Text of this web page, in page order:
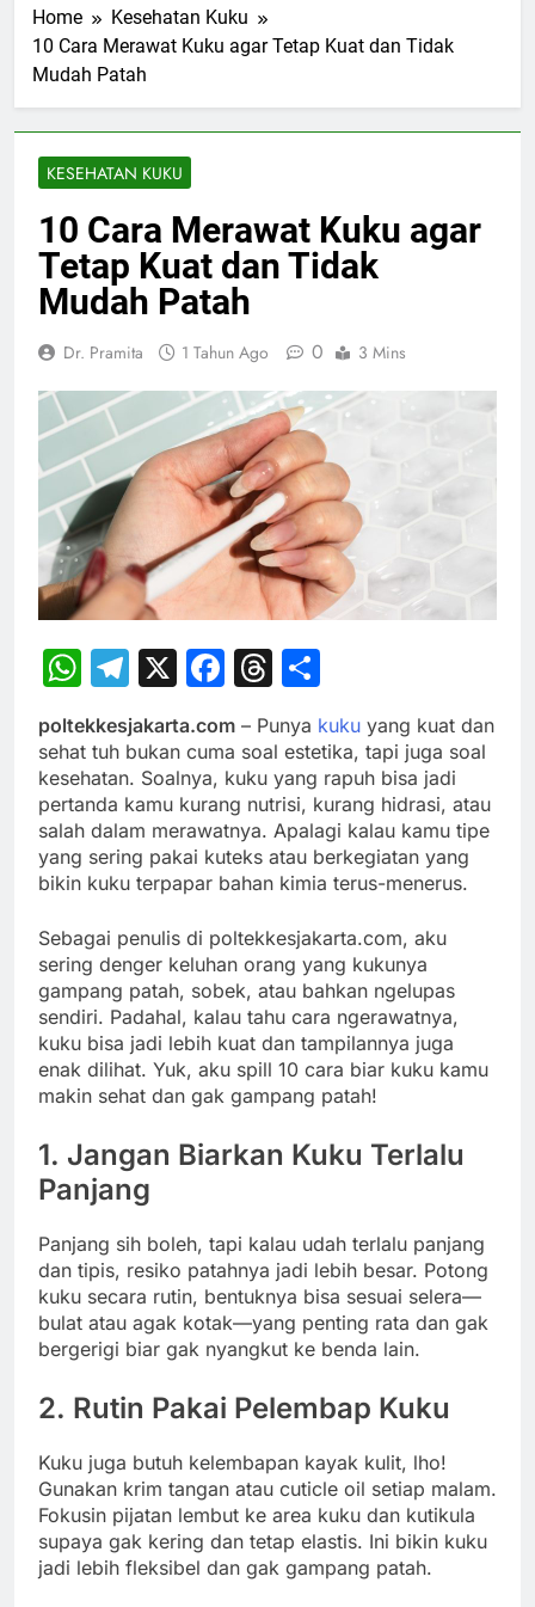
Home
Kesehatan Kuku
10 Cara Merawat Kuku agar Tetap Kuat dan Tidak
Mudah Patah
KESEHATAN KUKU
10 Cara Merawat Kuku agar
Tetap Kuat dan Tidak
Mudah Patah
Dr. Pramita 1 Tahun Ago 0 3 Mins
WhatsApp
Telegram
X Facebook
Threads
poltekkesjakarta.com – Punya kuku yang kuat dan
sehat tuh bukan cuma soal estetika, tapi juga soal
kesehatan. Soalnya, kuku yang rapuh bisa jadi
pertanda kamu kurang nutrisi, kurang hidrasi, atau
salah dalam merawatnya. Apalagi kalau kamu tipe
yang sering pakai kuteks atau berkegiatan yang
bikin kuku terpapar bahan kimia terus-menerus.
Sebagai penulis di poltekkesjakarta.com, aku
sering denger keluhan orang yang kukunya
gampang patah, sobek, atau bahkan ngelupas
sendiri. Padahal, kalau tahu cara ngerawatnya,
kuku bisa jadi lebih kuat dan tampilannya juga
enak dilihat. Yuk, aku spill 10 cara biar kuku kamu
makin sehat dan gak gampang patah!
1. Jangan Biarkan Kuku Terlalu
Panjang
Panjang sih boleh, tapi kalau udah terlalu panjang
dan tipis, resiko patahnya jadi lebih besar. Potong
kuku secara rutin, bentuknya bisa sesuai selera—
bulat atau agak kotak—yang penting rata dan gak
bergerigi biar gak nyangkut ke benda lain.
2. Rutin Pakai Pelembap Kuku
Kuku juga butuh kelembapan kayak kulit, lho!
Gunakan krim tangan atau cuticle oil setiap malam.
Fokusin pijatan lembut ke area kuku dan kutikula
supaya gak kering dan tetap elastis. Ini bikin kuku
jadi lebih fleksibel dan gak gampang patah.